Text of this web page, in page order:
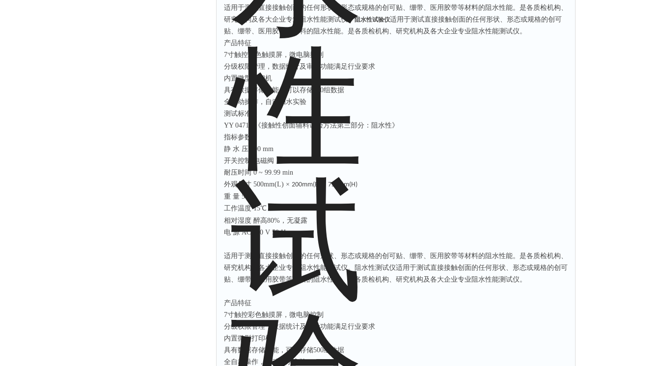
适用于测试直接接触创面的任何形状、形态或规格的创可贴、绷带、医用胶带等材料的阻水性能。是各质检机构、
研究机构及各大企业专业阻水性能测试仪。阻水性试验仪适用于测试直接接触创面的任何形状、形态或规格的创可
贴、绷带、医用胶带等材料的阻水性能。是各质检机构、研究机构及各大企业专业阻水性能测试仪。
产品特征
7寸触控彩色触摸屏，微电脑控制
分级权限管理，数据统计及审计功能满足行业要求
内置微型打印机
具有数据存储功能，可以存储
500组数据
全自动操作，自动抽水实验
测试标准
YY 0471.3
《接触性创面辅料试验方法第三部分：阻水性》
指标参数
静 水 压 500 mm
开关控制
电磁阀
耐压时间0 ~ 99.99 min
外观尺寸 500mm(L) × 200mm(B) × 750mm(H)
重 量 5 kg
工作温度15℃~ 50
相对湿度 醉高80% ，无凝露
电 源AC 220 V 50 Hz
适用于测试直接接触创面的任何形状、形态或规格的创可贴、绷带、医用胶带等材料的阻水性能。是各质检机构、
研究机构及各大企业专业阻水性能测试仪。阻水性测试仪适用于测试直接接触创面的任何形状、形态或规格的创可
贴、绷带、医用胶带等材料的阻水性能。是各质检机构、研究机构及各大企业专业阻水性能测试仪。
产品特征
7寸触控彩色触摸屏，微电脑控制
分级权限管理，数据统计及审计功能满足行业要求
内置微型打印机
具有数据存储功能，可以存储500组数据
全自动操作，自动抽水实验